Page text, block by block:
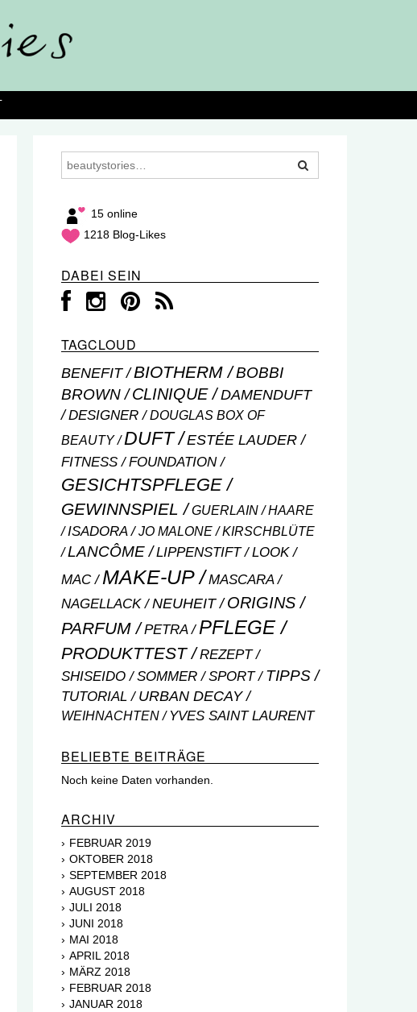
15 online
1218 Blog-Likes
DABEI SEIN
TAGCLOUD
BENEFIT BIOTHERM
BOBBI
BROWN
CLINIQUE DAMENDUFT
DESIGNER
DOUGLAS BOX OF
BEAUTY
DUFT
ESTÉE LAUDER
FITNESS
FOUNDATION
GESICHTSPFLEGE
GEWINNSPIEL GUERLAIN HAARE
ISADORA JO MALONE KIRSCHBLÜTE
LANCÔME LIPPENSTIFT
LOOK
MAC
MAKE-UP MASCARA
NAGELLACK NEUHEIT ORIGINS
PARFUM PETRA PFLEGE
PRODUKTTEST REZEPT
SHISEIDO SOMMER SPORT TIPPS
TUTORIAL URBAN DECAY
WEIHNACHTEN YVES SAINT LAURENT
BELIEBTE BEITRÄGE
Noch keine Daten vorhanden.
ARCHIV
FEBRUAR 2019
OKTOBER 2018
SEPTEMBER 2018
AUGUST 2018
JULI 2018
JUNI 2018
MAI 2018
APRIL 2018
MÄRZ 2018
FEBRUAR 2018
JANUAR 2018